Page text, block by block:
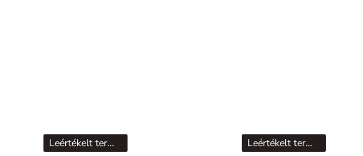
Leértékelt termékek Leértékelt termékek